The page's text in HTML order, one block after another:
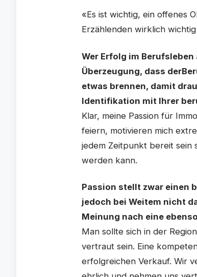
«Es ist wichtig, ein offenes
Erzählenden wirklich wichtig
Wer Erfolg im
Überzeugung, dass
etwas brennen, damit
Identifikation mit Ihrer
Klar, meine Passion für
feiern, motivieren mich
jedem Zeitpunkt bereit sein
werden kann.
Passion stellt zwar einen
jedoch bei Weitem nicht
Meinung nach eine
Man sollte sich in der
vertraut sein. Eine
erfolgreichen Verkauf. Wir